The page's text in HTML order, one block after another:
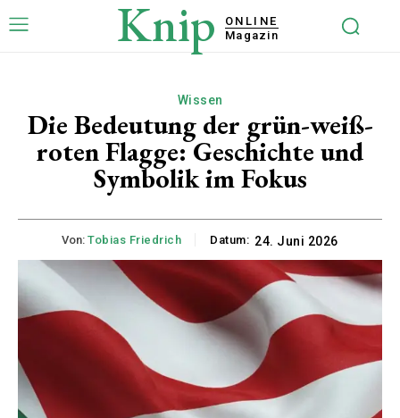
Knip
ONLINE
Magazin
Wissen
Die Bedeutung der grün-weiß-
roten Flagge: Geschichte und
Symbolik im Fokus
Von: Tobias Friedrich Datum: 24. Juni 2026